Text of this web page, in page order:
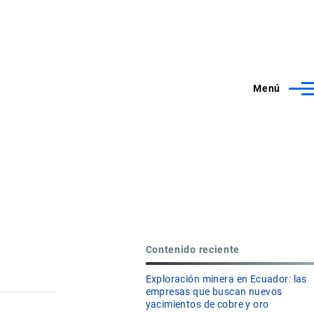
Menú
Contenido reciente
Exploración minera en Ecuador: las
empresas que buscan nuevos
yacimientos de cobre y oro